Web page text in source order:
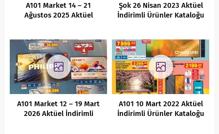
A101 Market 14 – 21
Ağustos 2025 Aktüel
Şok 26 Nisan 2023 Aktüel
İndirimli Ürünler Kataloğu
A101 Market 12 – 19 Mart
2026 Aktüel İndirimli
A101 10 Mart 2022 Aktüel
İndirimli Ürünler Kataloğu